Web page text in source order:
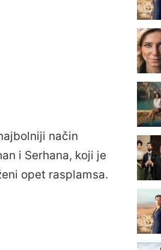
način
i Serhana, koji je
opet rasplamsa.